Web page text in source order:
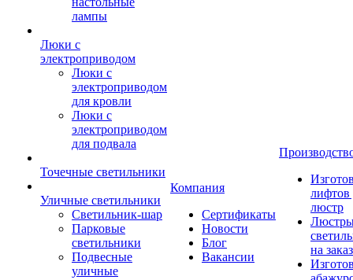
лампы
Люки с
электроприводом
Люки с
электроприводом
для кровли
Люки с
электроприводом
для подвала
Точечные светильники
Уличные светильники
Светильник-шар
Парковые
светильники
Подвесные
уличные
Компания
Сертификаты
Новости
Блог
Вакансии
лифтов
люстр
на заказ